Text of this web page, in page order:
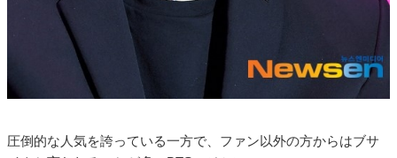
圧倒的な人気を誇っている一方で、ファン以外の方からはブサ